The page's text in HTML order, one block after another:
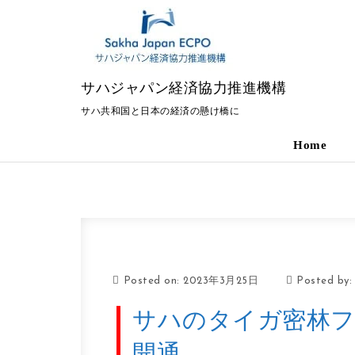
サハジャパン経済協力推進機構
サハ共和国と日本の経済の懸け橋に
Home
Posted on: 2023年3月25日 Posted by:
サハのタイガ密林